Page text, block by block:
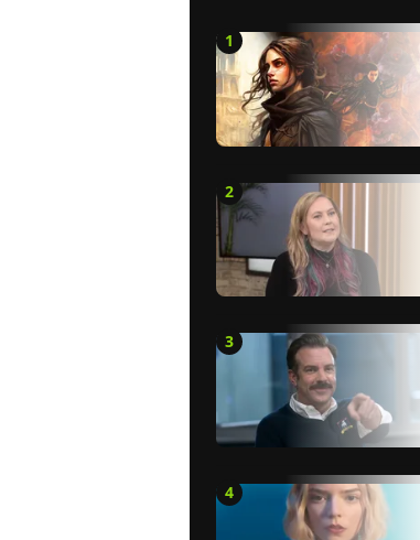
1
2
3
4